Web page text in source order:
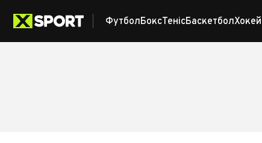
ФутболБоксТенісБаскетболХокей